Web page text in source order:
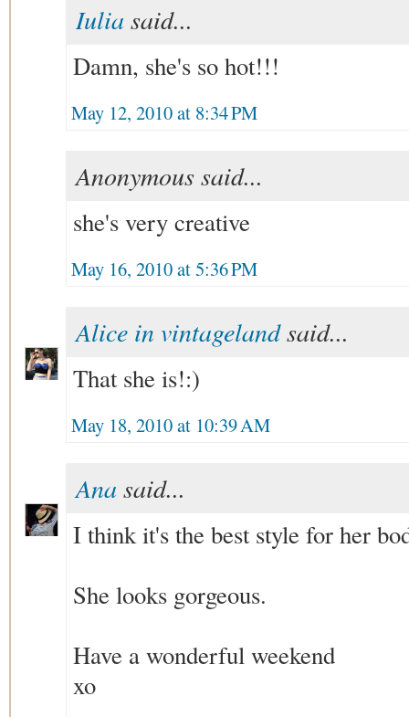
Iulia said...
Damn, she's so hot!!!
May 12, 2010 at 8:34 PM
Anonymous said...
she's very creative
May 16, 2010 at 5:36 PM
Alice in vintagelandsaid...
That she is!:)
May 18, 2010 at 10:39 AM
Ana said...
I think it's the best style for her
She looks gorgeous.
Have a wonderful weekend
xo